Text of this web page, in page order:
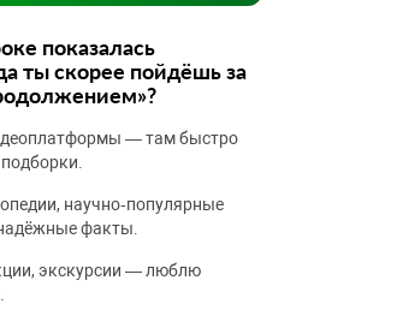
показалась
ты скорее пойдёшь за
— там быстро
научно‑популярные
факты.
экскурсии — люблю